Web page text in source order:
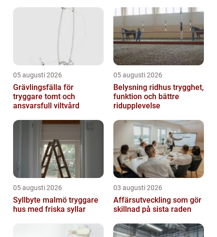
som gör området intressant även på kvällar
05 augusti 2026
Grävlingsfälla för
tryggare tomt och
ansvarsfull viltvård
05 augusti 2026
Belysning ridhus trygghet,
funktion och bättre
ridupplevelse
05 augusti 2026
Syllbyte malmö tryggare
hus med friska syllar
03 augusti 2026
Affärsutveckling som gör
skillnad på sista raden